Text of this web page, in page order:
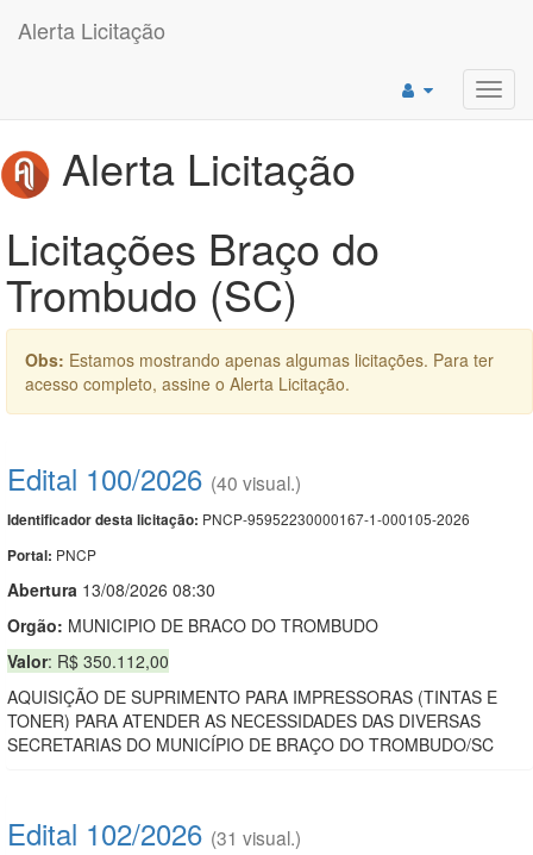
Alerta Licitação
Alerta Licitação
Licitações Braço do
Trombudo (SC)
Obs: Estamos mostrando apenas algumas licitações. Para ter
acesso completo, assine o Alerta Licitação.
Edital 100/2026 (40 visual.)
Identificador desta licitação: PNCP-95952230000167-1-000105-2026
Portal: PNCP
Abertura 13/08/2026 08:30
Orgão: MUNICIPIO DE BRACO DO TROMBUDO
Valor: R$ 350.112,00
AQUISIÇÃO DE SUPRIMENTO PARA IMPRESSORAS (TINTAS E
TONER) PARA ATENDER AS NECESSIDADES DAS DIVERSAS
SECRETARIAS DO MUNICÍPIO DE BRAÇO DO TROMBUDO/SC
Edital 102/2026 (31 visual.)